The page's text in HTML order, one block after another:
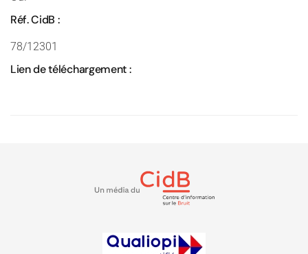
Réf. CidB :
78/12301
Lien de téléchargement :